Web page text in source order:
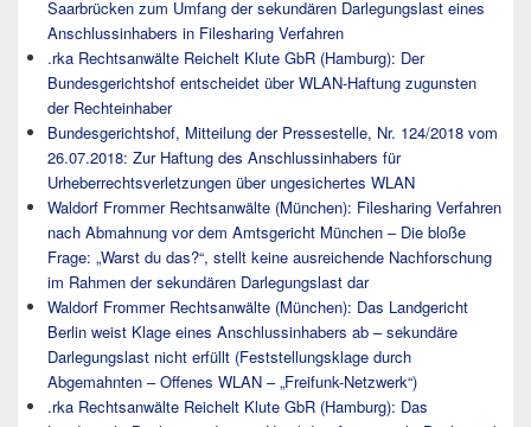
Saarbrücken zum Umfang der sekundären Darlegungslast eines
Anschlussinhabers in Filesharing Verfahren
.rka Rechtsanwälte Reichelt Klute GbR (Hamburg): Der
Bundesgerichtshof entscheidet über WLAN-Haftung zugunsten
der Rechteinhaber
Bundesgerichtshof, Mitteilung der Pressestelle, Nr. 124/2018 vom
26.07.2018: Zur Haftung des Anschlussinhabers für
Urheberrechtsverletzungen über ungesichertes WLAN
Waldorf Frommer Rechtsanwälte (München): Filesharing Verfahren
nach Abmahnung vor dem Amtsgericht München – Die bloße
Frage: „Warst du das?“, stellt keine ausreichende Nachforschung
im Rahmen der sekundären Darlegungslast dar
Waldorf Frommer Rechtsanwälte (München): Das Landgericht
Berlin weist Klage eines Anschlussinhabers ab – sekundäre
Darlegungslast nicht erfüllt (Feststellungsklage durch
Abgemahnten – Offenes WLAN – „Freifunk-Netzwerk“)
.rka Rechtsanwälte Reichelt Klute GbR (Hamburg): Das